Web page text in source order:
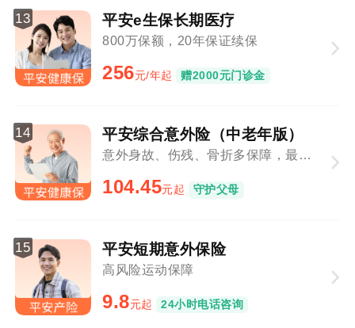
13 平安e生保长期医疗
800万保额，20年保证续保
256元/年起 赠2000元门诊金
14 平安综合意外险（中老年版）
意外身故、伤残、骨折多保障，最高80周岁可投
104.45元起 守护父母
15 平安短期意外保险
高风险运动保障
9.8元起 24小时电话咨询